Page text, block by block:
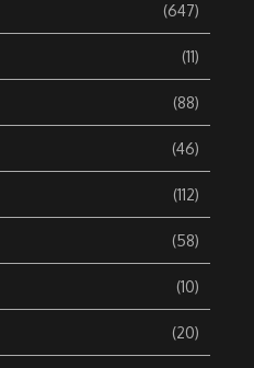
(647)
(11)
(88)
(46)
(112)
(58)
(10)
(20)